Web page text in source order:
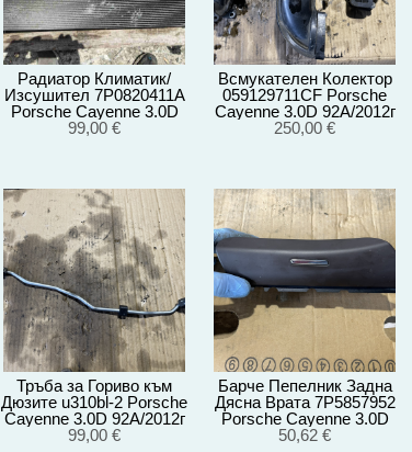
Радиатор Климатик/
Изсушител 7P0820411A
Porsche Cayenne 3.0D
92A/EG22/2012
99,00 €
Всмукателен Колектор
059129711CF Porsche
Cayenne 3.0D 92A/2012г
250,00 €
Тръба за Гориво към
Дюзите u310bl-2 Porsche
Cayenne 3.0D 92A/2012г
99,00 €
Барче Пепелник Задна
Дясна Врата 7P5857952
Porsche Cayenne 3.0D
92A/2012г
50,62 €